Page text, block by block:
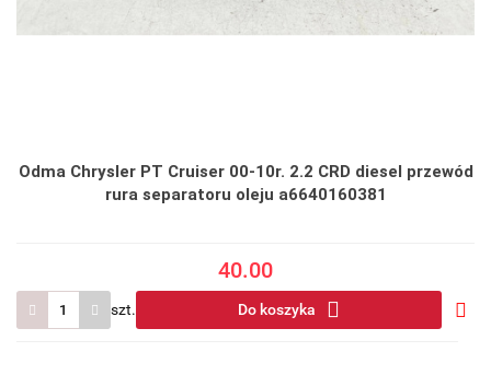
Odma Chrysler PT Cruiser 00-10r. 2.2 CRD diesel przewód
rura separatoru oleju a6640160381
40.00
szt. Do koszyka